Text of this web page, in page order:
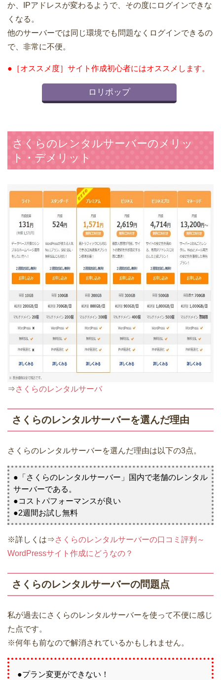
か、IPアドレスが変わるようで、その度にログインできな
くなる。
他のサーバーでは同じ環境でも問題なくログインできるの
で、非常に不便。
●［オススメ度］サイト作成初心者にはオススメします。
ロリポップ
さくらのレンタルサーバーのメリッ
ト・デメリット
⇒さくらのレンタルサーバ
さくらのレンタルサーバーを選んだ理由
さくらのレンタルサーバーを選んだ理由は以下の3点。
●「さくらのレンタルサーバー」国内で老舗のレンタル
サーバーである。
●コストパフォーマンスが良い
●2週間お試し無料
※詳しくは⇒さくらのレンタルサーバーの口コミ評判～
WordPressサイト作成にどうなの？
さくらのレンタルサーバーの問題点
私が過去にさくらのレンタルサーバーを使って不便に感じ
た点です。
※何年も前なので解消されているかもしれません。
●プラン変更ができない！